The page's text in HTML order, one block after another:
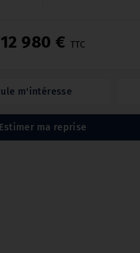
12 980 € TTC
m'intéresse
Estimer ma reprise